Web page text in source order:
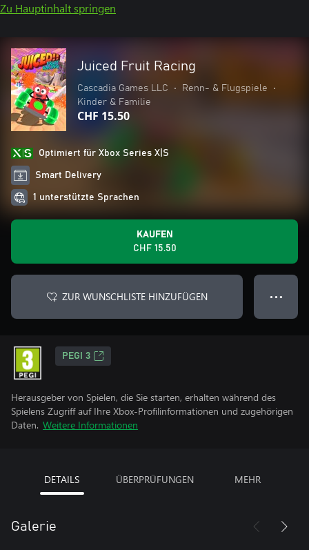
Zu Hauptinhalt springen
Juiced Fruit Racing
Cascadia Games LLC • Renn- & Flugspiele
•
Kinder & Familie
CHF 15.50
Optimiert für Xbox Series X|S
Smart Delivery
1 unterstützte Sprachen
KAUFEN
CHF 15.50
ZUR WUNSCHLISTE HINZUFÜGEN ● ● ●
PEGI 3
Herausgeber von Spielen, die Sie starten, erhalten während des
Spielens Zugriff auf Ihre Xbox-Profilinformationen und zugehörigen
Daten. Weitere Informationen
DETAILS ÜBERPRÜFUNGEN MEHR
Galerie